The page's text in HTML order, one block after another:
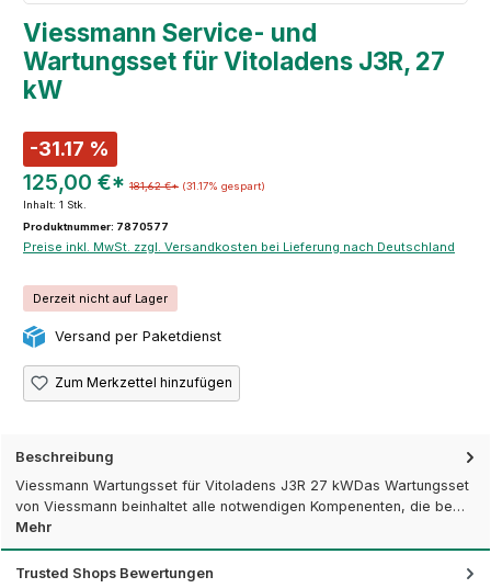
Viessmann Service- und
Wartungsset für Vitoladens J3R, 27
kW
-31.17 %
125,00 €* 181,62 €* (31.17% gespart)
Inhalt: 1 Stk.
Produktnummer: 7870577
Preise inkl. MwSt. zzgl. Versandkosten bei Lieferung nach Deutschland
Derzeit nicht auf Lager
Versand per Paketdienst
Zum Merkzettel hinzufügen
Beschreibung
Viessmann Wartungsset für Vitoladens J3R 27 kWDas Wartungsset
von Viessmann beinhaltet alle notwendigen Kompenenten, die be…
Mehr
Trusted Shops Bewertungen